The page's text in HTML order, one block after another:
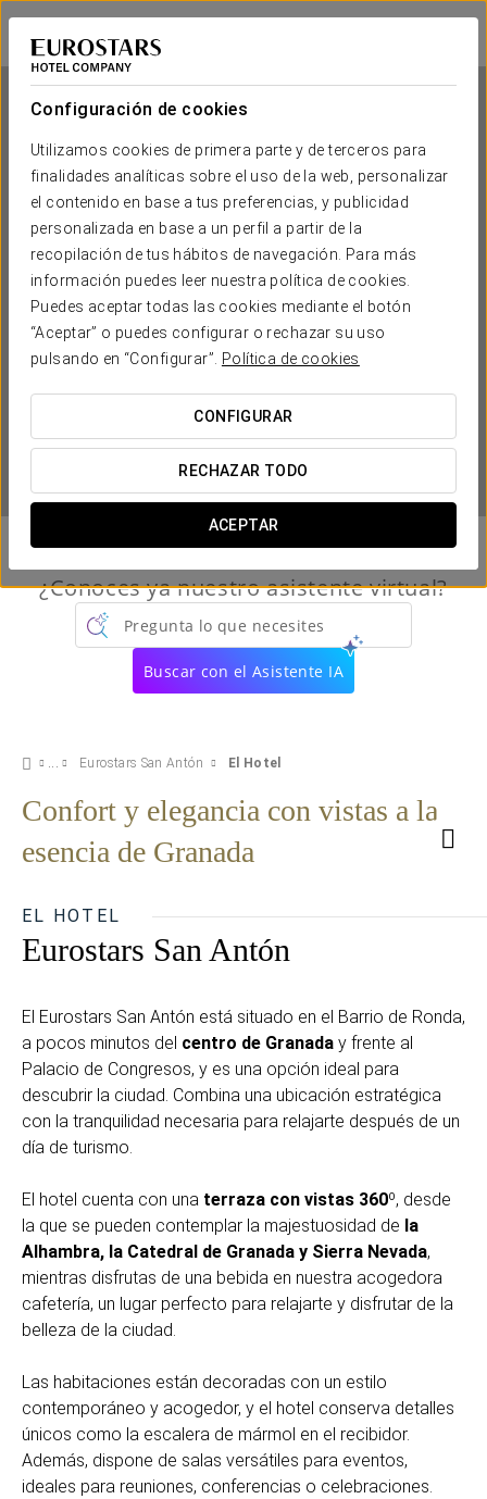
Configuración de cookies
Utilizamos cookies de primera parte y de terceros para
finalidades analíticas sobre el uso de la web, personalizar
el contenido en base a tus preferencias, y publicidad
personalizada en base a un perfil a partir de la
recopilación de tus hábitos de navegación. Para más
información puedes leer nuestra política de cookies.
Puedes aceptar todas las cookies mediante el botón
“Aceptar” o puedes configurar o rechazar su uso
pulsando en “Configurar”.
Política de cookies
CONFIGURAR
RECHAZAR TODO
ACEPTAR
Eurostars San Antón
GRANADA
Eurostars San Antón
GRANADA
¿CUÁNDO QUIERES IR?
¿Conoces ya nuestro asistente virtual?
Pregunta lo que necesites
Buscar con el Asistente IA
Eurostars San Antón El Hotel
Confort y elegancia con vistas a la
esencia de Granada
EL HOTEL
Eurostars San Antón
El Eurostars San Antón está situado en el Barrio de Ronda,
a pocos minutos del centro de Granada y frente al
Palacio de Congresos, y es una opción ideal para
descubrir la ciudad. Combina una ubicación estratégica
con la tranquilidad necesaria para relajarte después de un
día de turismo.
El hotel cuenta con una terraza con vistas 360º, desde
la que se pueden contemplar la majestuosidad de la
Alhambra, la Catedral de Granada y Sierra Nevada,
mientras disfrutas de una bebida en nuestra acogedora
cafetería, un lugar perfecto para relajarte y disfrutar de la
belleza de la ciudad.
Las habitaciones están decoradas con un estilo
contemporáneo y acogedor, y el hotel conserva detalles
únicos como la escalera de mármol en el recibidor.
Además, dispone de salas versátiles para eventos,
ideales para reuniones, conferencias o celebraciones.